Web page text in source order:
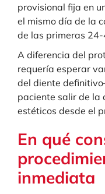
provisional fija en
el mismo día de la
de las primeras
A diferencia del
requería esperar
del diente
paciente salir de la
estéticos desde el
En qué
inmediata